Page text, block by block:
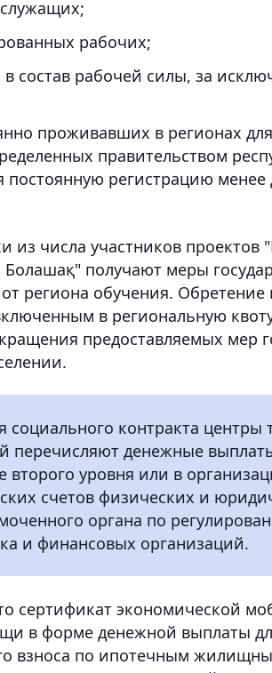
рабочих;
состав рабочей силы, за
проживавших в регионах
правительством
постоянную регистрацию менее
из числа участников проектов
получают меры
региона обучения. Обретение
в региональную
предоставляемых мер
социального контракта
перечисляют денежные
второго уровня или в
счетов физических и
органа по
и финансовых организаций.
сертификат экономической
в форме денежной выплаты
взноса по ипотечным